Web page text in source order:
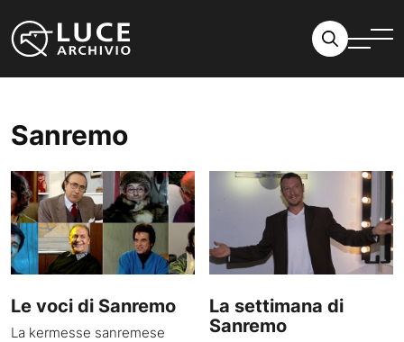
Sanremo
Le voci di Sanremo
La kermesse sanremese
La settimana di
Sanremo